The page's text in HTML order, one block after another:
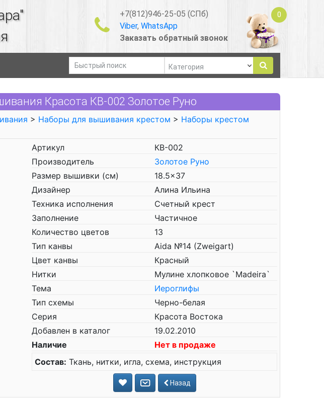
+7(812)946-25-05 (СПб)
Viber, WhatsApp
Заказать обратный звонок
0
Красота КВ-002 Золотое Руно
> Наборы для вышивания крестом > Наборы крестом
Артикул
КВ-002
Производитель
Золотое Руно
Размер вышивки (см)
18.5x37
Дизайнер
Алина Ильина
Техника исполнения
Счетный крест
Заполнение
Частичное
Количество цветов
13
Тип канвы
Aida №14 (Zweigart)
Цвет канвы
Красный
Нитки
Мулине хлопковое `Madeira`
Тема
Иероглифы
Тип схемы
Черно-белая
Серия
Красота Востока
Добавлен в каталог
19.02.2010
Наличие
Нет в продаже
Состав: Ткань, нитки, игла, схема, инструкция
Назад